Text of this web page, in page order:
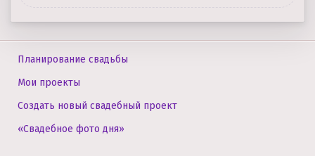
Планирование свадьбы
Мои проекты
Создать новый свадебный проект
«Свадебное фото дня»